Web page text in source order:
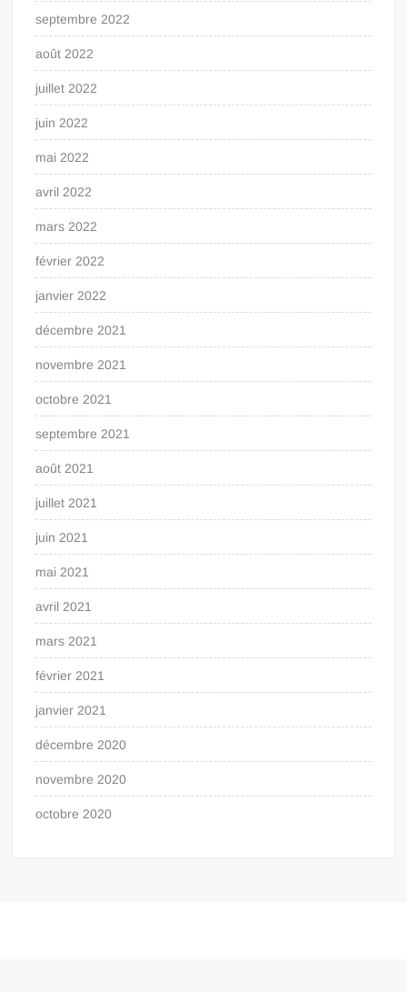
septembre 2022
août 2022
juillet 2022
juin 2022
mai 2022
avril 2022
mars 2022
février 2022
janvier 2022
décembre 2021
novembre 2021
octobre 2021
septembre 2021
août 2021
juillet 2021
juin 2021
mai 2021
avril 2021
mars 2021
février 2021
janvier 2021
décembre 2020
novembre 2020
octobre 2020